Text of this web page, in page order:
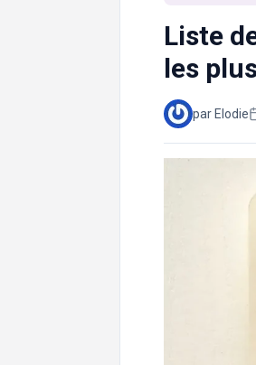
Liste
les
par Elodie